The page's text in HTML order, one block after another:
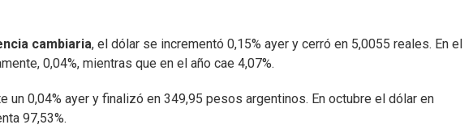
cambiaria, el dólar se incrementó 0,15% ayer y cerró en 5,0055 reales. En el
0,04%, mientras que en el año cae 4,07%.
un 0,04% ayer y finalizó en 349,95 pesos argentinos. En octubre el dólar en
97,53%.